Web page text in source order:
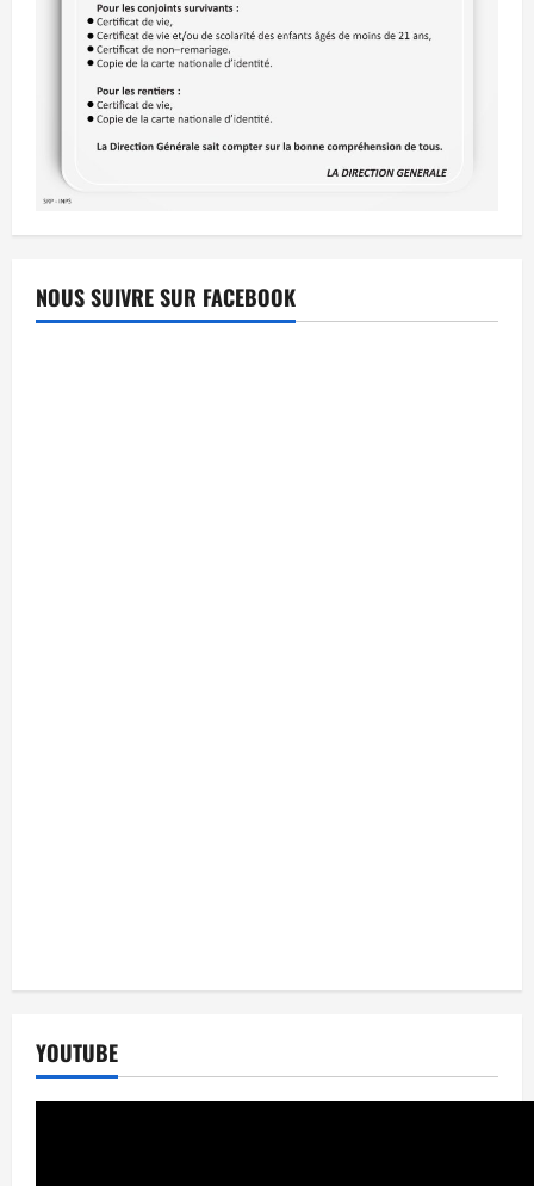
NOUS SUIVRE SUR FACEBOOK
YOUTUBE